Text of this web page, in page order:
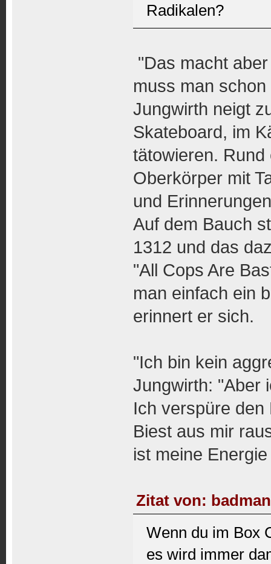
Radikalen?
"Das macht
muss man
Jungwirth neigt
Skateboard, im
tätowieren.
Oberkörper mit
und
Auf dem Bauch
1312 und das
"All Cops Are
man einfach ein
erinnert er sich.
"Ich bin kein
Jungwirth: "Aber
Ich verspüre
Biest aus mir
ist meine
Zitat von:
Wenn du im Box
es wird immer